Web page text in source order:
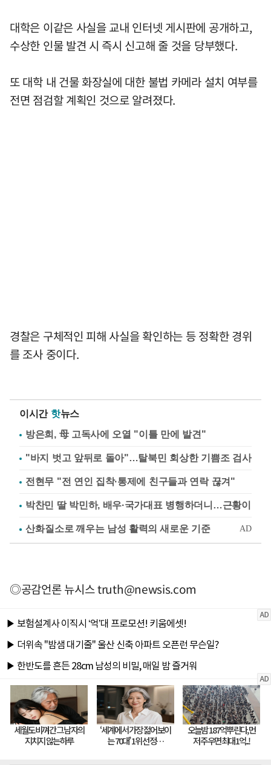
대학은 이같은 사실을 교내 인터넷 게시판에 공개하고,
수상한 인물 발견 시 즉시 신고해 줄 것을 당부했다.
또 대학 내 건물 화장실에 대한 불법 카메라 설치 여부를
전면 점검할 계획인 것으로 알려졌다.
경찰은 구체적인 피해 사실을 확인하는 등 정확한 경위
를 조사 중이다.
이시간 핫뉴스
방은희, 母 고독사에 오열 "이틀 만에 발견"
"바지 벗고 앞뒤로 돌아"…탈북민 회상한 기쁨조 검사
전현무 "전 연인 집착·통제에 친구들과 연락 끊겨"
박찬민 딸 박민하, 배우·국가대표 병행하더니…근황이
◎공감언론 뉴시스truth@newsis.com